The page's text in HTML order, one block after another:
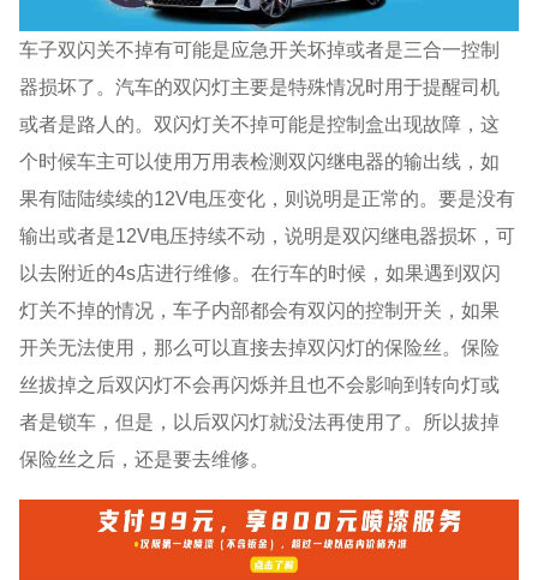
车子双闪关不掉有可能是应急开关坏掉或者是三合一控制
器损坏了。汽车的双闪灯主要是特殊情况时用于提醒司机
或者是路人的。双闪灯关不掉可能是控制盒出现故障，这
个时候车主可以使用万用表检测双闪继电器的输出线，如
果有陆陆续续的12V电压变化，则说明是正常的。要是没有
输出或者是12V电压持续不动，说明是双闪继电器损坏，可
以去附近的4s店进行维修。在行车的时候，如果遇到双闪
灯关不掉的情况，车子内部都会有双闪的控制开关，如果
开关无法使用，那么可以直接去掉双闪灯的保险丝。保险
丝拔掉之后双闪灯不会再闪烁并且也不会影响到转向灯或
者是锁车，但是，以后双闪灯就没法再使用了。所以拔掉
保险丝之后，还是要去维修。